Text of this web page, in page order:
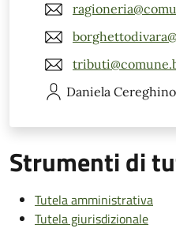
Daniela Cereghino
Strumenti di
Tutela amministrativa
Tutela giurisdizionale